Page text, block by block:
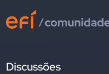
Discussões